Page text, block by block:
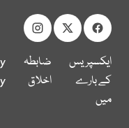
ایکسپریس
کے بارے
میں
ضابطہ
اخلاق